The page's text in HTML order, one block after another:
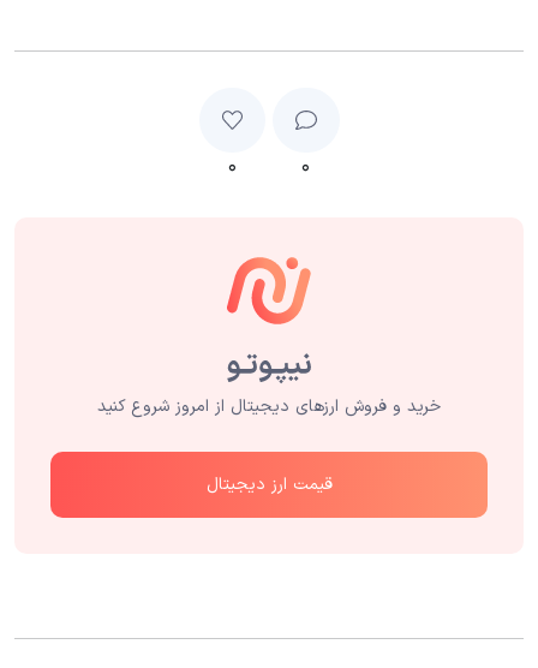
۰ ۰
خرید و فروش ارزهای دیجیتال از امروز شروع کنید
قیمت ارز دیجیتال